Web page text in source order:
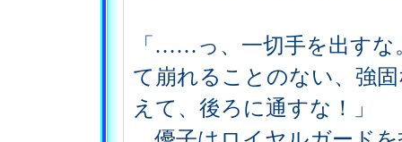
「……っ、一切手を出すな
て崩れることのない、強
えて、後ろに通すな！」